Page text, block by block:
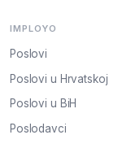
IMPLOYO
Poslovi
Poslovi u Hrvatskoj
Poslovi u BiH
Poslodavci